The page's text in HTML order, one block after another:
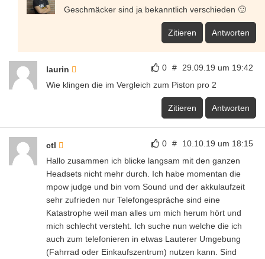
Geschmäcker sind ja bekanntlich verschieden 🙂
Zitieren Antworten
0 # 29.09.19 um 19:42
laurin
Wie klingen die im Vergleich zum Piston pro 2
Zitieren Antworten
0 # 10.10.19 um 18:15
ctl
Hallo zusammen ich blicke langsam mit den ganzen
Headsets nicht mehr durch. Ich habe momentan die
mpow judge und bin vom Sound und der akkulaufzeit
sehr zufrieden nur Telefongespräche sind eine
Katastrophe weil man alles um mich herum hört und
mich schlecht versteht. Ich suche nun welche die ich
auch zum telefonieren in etwas Lauterer Umgebung
(Fahrrad oder Einkaufszentrum) nutzen kann. Sind